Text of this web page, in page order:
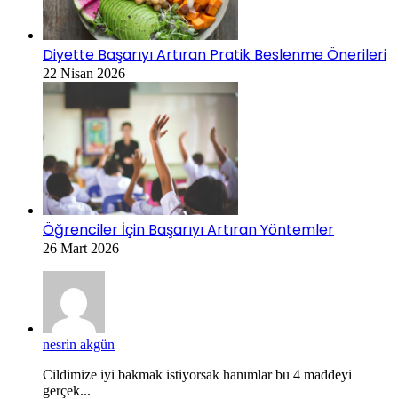
Diyette Başarıyı Artıran Pratik Beslenme Önerileri
22 Nisan 2026
Öğrenciler İçin Başarıyı Artıran Yöntemler
26 Mart 2026
nesrin akgün
Cildimize iyi bakmak istiyorsak hanımlar bu 4 maddeyi
gerçek...